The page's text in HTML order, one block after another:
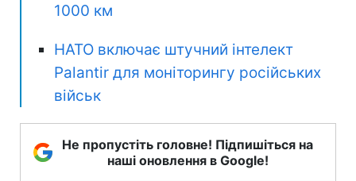
1000 км
НАТО включає штучний інтелект
Palantir для моніторингу російських
військ
Не пропустіть головне! Підпишіться на
наші оновлення в Google!